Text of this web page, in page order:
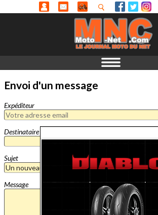
Envoi d'un message
Expéditeur
Destinataire
Sujet
Message